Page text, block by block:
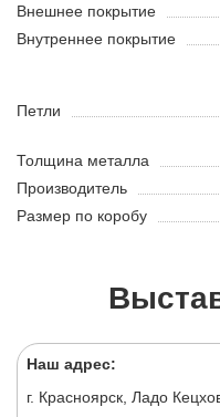
Внешнее покрытие
Внутреннее покрытие
Петли
Толщина металла
Производитель
Размер по коробу
Наш адрес:
г. Красноярск, Ладо